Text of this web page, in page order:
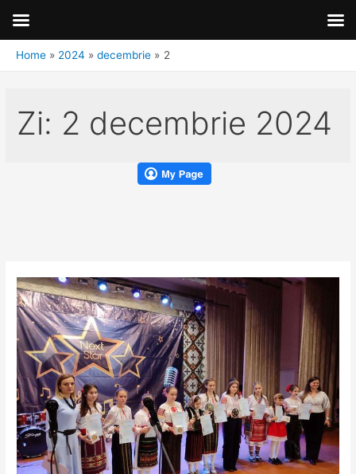
Home 2024 decembrie 2
Zi: 2 decembrie 2024